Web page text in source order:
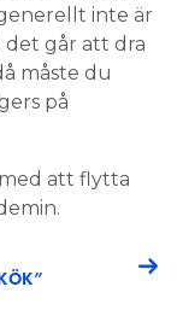
inte är
det går att dra
måste du
på
att flytta